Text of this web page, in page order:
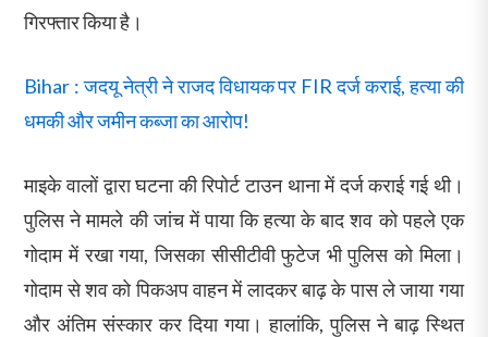
गिरफ्तार किया है।
Bihar : जदयू नेत्री ने राजद विधायक पर FIR दर्ज कराई, हत्या की
धमकी और जमीन कब्जा का आरोप!
माइके वालों द्वारा घटना की रिपोर्ट टाउन थाना में दर्ज कराई गई थी।
पुलिस ने मामले की जांच में पाया कि हत्या के बाद शव को पहले एक
गोदाम में रखा गया, जिसका सीसीटीवी फुटेज भी पुलिस को मिला।
गोदाम से शव को पिकअप वाहन में लादकर बाढ़ के पास ले जाया गया
और अंतिम संस्कार कर दिया गया। हालांकि, पुलिस ने बाढ़ स्थित